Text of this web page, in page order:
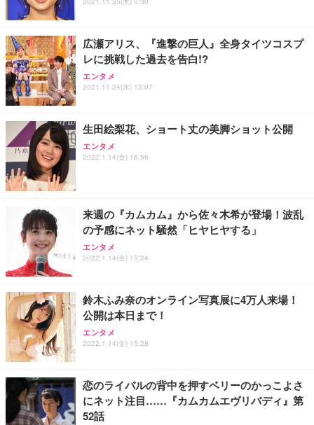
広瀬アリス、『進撃の巨人』全身タイツコスプ
レに挑戦した過去を告白!?
エンタメ
2021.11.24(水) 13:07
生田絵梨花、ショート丈の美脚ショット公開
エンタメ
2022.1.14(金) 16:56
来週の『カムカム』から佐々木希が登場！波乱
の予感にネット騒然「ヒヤヒヤする」
エンタメ
2022.1.14(金) 15:34
鈴木ふみ奈のオンライン写真展に4万人来場！
公開は本日まで！
エンタメ
2022.1.14(金) 15:28
恋のライバルの背中を押すベリーのかっこよさ
にネット注目……『カムカムエヴリバディ』第
52話